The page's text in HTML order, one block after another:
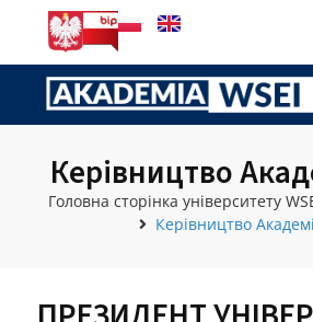
Керівництво
Головна сторінка університету
Керівництво